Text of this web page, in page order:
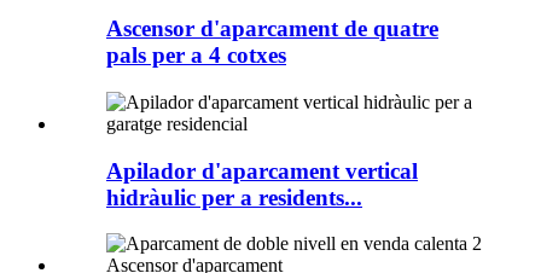
Ascensor d'aparcament de quatre
pals per a 4 cotxes
Apilador d'aparcament vertical
hidràulic per a residents...